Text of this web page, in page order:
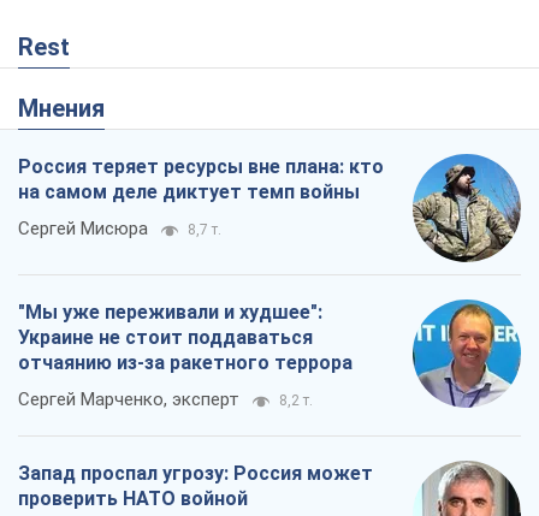
Rest
Мнения
Россия теряет ресурсы вне плана: кто
на самом деле диктует темп войны
Сергей Мисюра 8,7 т.
"Мы уже переживали и худшее":
Украине не стоит поддаваться
отчаянию из-за ракетного террора
Сергей Марченко, эксперт 8,2 т.
Запад проспал угрозу: Россия может
проверить НАТО войной